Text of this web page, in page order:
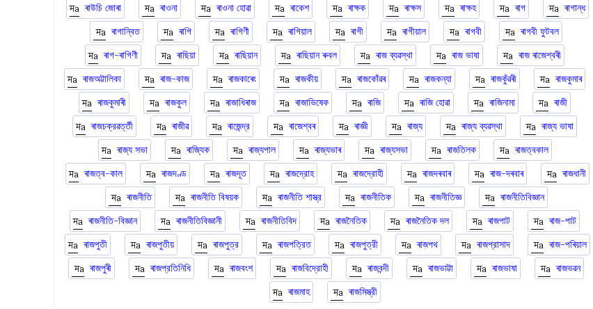
ৰাউচি জোৰা
ৰাওনা ৰাওনা হোৱা ৰাকেশ ৰাক্ষক ৰাক্ষস ৰাক্ষহ ৰাগ
ৰাগান্ধ
ৰাগান্বিত
ৰাগি ৰাগিণী ৰাগিয়াল ৰাগী ৰাগীয়াল ৰাগবী
ৰাগবী ফুটবল
ৰাগ-ৰাগিণী
ৰাছিয়া ৰাছিয়ান ৰাছিয়ান ৰুবল ৰাজ ব্যৱস্থা ৰাজ ভাষা
ৰাজ ৰাজেশ্বৰী
ৰাজঅট্টালিকা
ৰাজ-কাজ ৰাজকাৰেং ৰাজকীয় ৰাজকোঁৱৰ ৰাজকন্যা ৰাজকুঁৱৰী
ৰাজকুমাৰ
ৰাজকুমাৰী
ৰাজকুল ৰাজাধিৰাজ ৰাজাভিষেক ৰাজি ৰাজি হোৱা ৰাজিনামা
ৰাজী
ৰাজচক্রৱর্ত্তী
ৰাজীৱ ৰাজেন্দ্র ৰাজেশ্বৰ ৰাজ্ঞী ৰাজ্য ৰাজ্য ব্যৱস্থা
ৰাজ্য ভাষা
ৰাজ্য সভা
ৰাজ্যিক ৰাজ্যপাল ৰাজ্যভাৰ ৰাজ্যসভা ৰাজতিলক
ৰাজত্বকাল
ৰাজত্ব-কাল
ৰাজদণ্ড ৰাজদূত ৰাজদ্রোহ ৰাজদ্রোহী ৰাজদৰবাৰ ৰাজ-দৰবাৰ
ৰাজধানী
ৰাজনীতি
ৰাজনীতি বিষয়ক ৰাজনীতি শাস্ত্র ৰাজনীতিক ৰাজনীতিজ্ঞ
ৰাজনীতিবিজ্ঞান
ৰাজনীতি-বিজ্ঞান
ৰাজনীতিবিজ্ঞানী ৰাজনীতিবিদ ৰাজনৈতিক ৰাজনৈতিক দল ৰাজপাট
ৰাজ-পাট
ৰাজপুতী
ৰাজপুতীয় ৰাজপুত্র ৰাজপত্রিত ৰাজপুত্রী ৰাজপথ ৰাজপ্রাসাদ
ৰাজ-পৰিয়াল
ৰাজপুৰী
ৰাজপ্রতিনিধি ৰাজবংশ ৰাজবিদ্রোহী ৰাজবন্দী ৰাজভাট্টা ৰাজভাষা
ৰাজভৱন
ৰাজমাহ
ৰাজমিস্ত্রী